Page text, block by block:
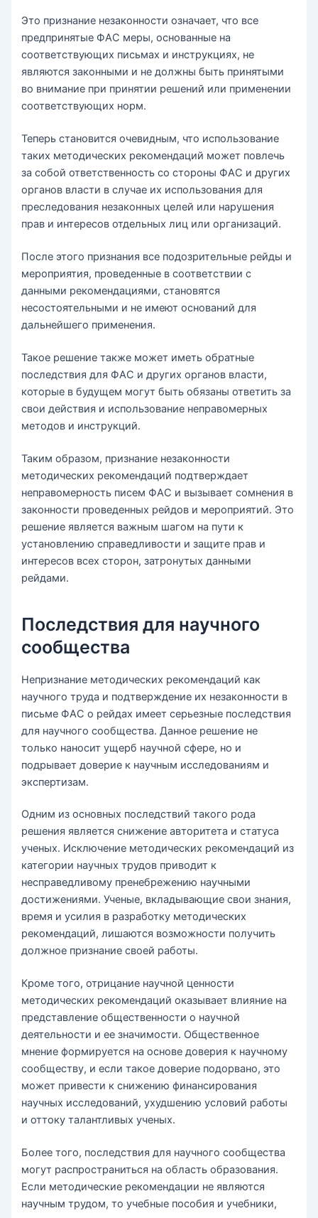
Это признание незаконности означает, что все
предпринятые ФАС меры, основанные на
соответствующих письмах и инструкциях, не
являются законными и не должны быть принятыми
во внимание при принятии решений или применении
соответствующих норм.
Теперь становится очевидным, что использование
таких методических рекомендаций может повлечь
за собой ответственность со стороны ФАС и других
органов власти в случае их использования для
преследования незаконных целей или нарушения
прав и интересов отдельных лиц или организаций.
После этого признания все подозрительные рейды и
мероприятия, проведенные в соответствии с
данными рекомендациями, становятся
несостоятельными и не имеют оснований для
дальнейшего применения.
Такое решение также может иметь обратные
последствия для ФАС и других органов власти,
которые в будущем могут быть обязаны ответить за
свои действия и использование неправомерных
методов и инструкций.
Таким образом, признание незаконности
методических рекомендаций подтверждает
неправомерность писем ФАС и вызывает сомнения в
законности проведенных рейдов и мероприятий. Это
решение является важным шагом на пути к
установлению справедливости и защите прав и
интересов всех сторон, затронутых данными
рейдами.
Последствия для научного
сообщества
Непризнание методических рекомендаций как
научного труда и подтверждение их незаконности в
письме ФАС о рейдах имеет серьезные последствия
для научного сообщества. Данное решение не
только наносит ущерб научной сфере, но и
подрывает доверие к научным исследованиям и
экспертизам.
Одним из основных последствий такого рода
решения является снижение авторитета и статуса
ученых. Исключение методических рекомендаций из
категории научных трудов приводит к
несправедливому пренебрежению научными
достижениями. Ученые, вкладывающие свои знания,
время и усилия в разработку методических
рекомендаций, лишаются возможности получить
должное признание своей работы.
Кроме того, отрицание научной ценности
методических рекомендаций оказывает влияние на
представление общественности о научной
деятельности и ее значимости. Общественное
мнение формируется на основе доверия к научному
сообществу, и если такое доверие подорвано, это
может привести к снижению финансирования
научных исследований, ухудшению условий работы
и оттоку талантливых ученых.
Более того, последствия для научного сообщества
могут распространиться на область образования.
Если методические рекомендации не являются
научным трудом, то учебные пособия и учебники,